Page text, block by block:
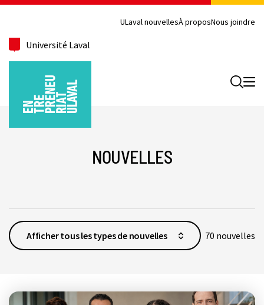
ULaval nouvellesÀ proposNous joindre
Université Laval
NOUVELLES
70 nouvelles